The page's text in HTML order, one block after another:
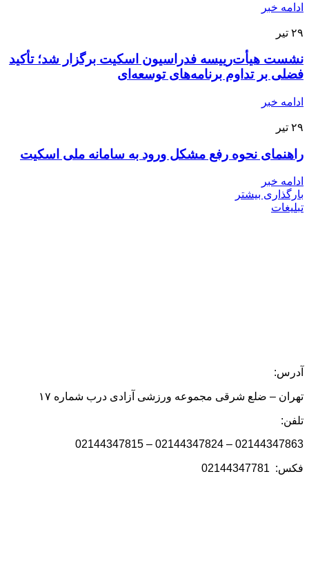
ادامه خبر
۲۹ تیر
نشست هیأت‌رییسه فدراسیون اسکیت برگزار شد؛ تأکید
فضلی بر تداوم برنامه‌های توسعه‌ای
ادامه خبر
۲۹ تیر
راهنمای نحوه رفع مشکل ورود به سامانه ملی اسکیت
ادامه خبر
بارگذاری بیشتر
تبلیغات
آدرس:
تهران – ضلع شرقی مجموعه ورزشی آزادی درب شماره ۱۷
تلفن:
02144347863 – 02144347824 – 02144347815
فکس: 02144347781